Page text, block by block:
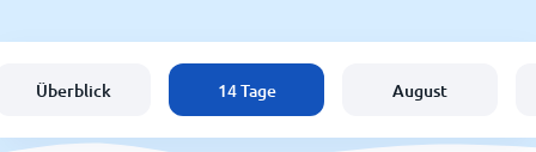
Schweiz
Überblick 14 Tage August